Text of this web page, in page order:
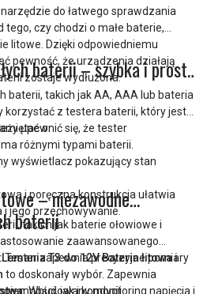
do łatwego sprawdzania
czy chodzi o małe baterie,
litowe. Dzięki odpowiedniemu
pewność, że urządzenia działają
zostaje wydłużona.
baterii – szybka i prosta
baterii, takich jak AA, AAA lub bateria
korzystać z testera baterii, który jest
o:
upewnić się, że tester
różnymi typami baterii.
wyświetlacz pokazujący stan
i poręczna konstrukcja ułatwia
i jego przechowywanie.
– niezawodne
baterii
takich jak baterie ołowiowe i
zaawansowanego
T3 do 12V Bateria litowa i
to doskonały wybór. Zapewnia
jak i kondycji
Tester zapewnia precyzyjne pomiary
Wbudowany monitoring napięcia i